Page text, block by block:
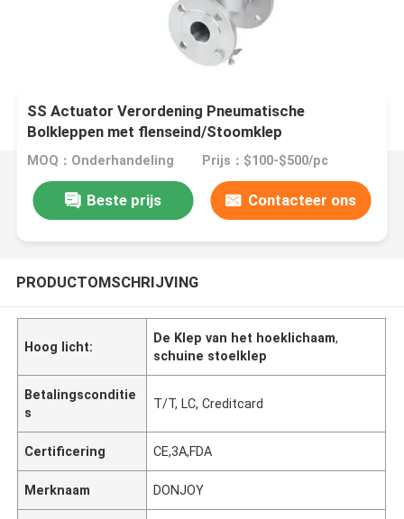
SS Actuator Verordening Pneumatische
Bolkleppen met flenseind/Stoomklep
MOQ：Onderhandeling Prijs：$100-$500/pc
Beste prijs Contacteer ons
PRODUCTOMSCHRIJVING
Hoog licht:
De Klep van het hoeklichaam,
schuine stoelklep
Betalingsconditie
s
T/T, LC, Creditcard
Certificering CE,3A,FDA
Merknaam DONJOY